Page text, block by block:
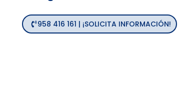
958 416 161 | ¡SOLICITA INFORMACIÓN!